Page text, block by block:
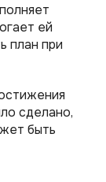
ей
план при
сделано,
быть